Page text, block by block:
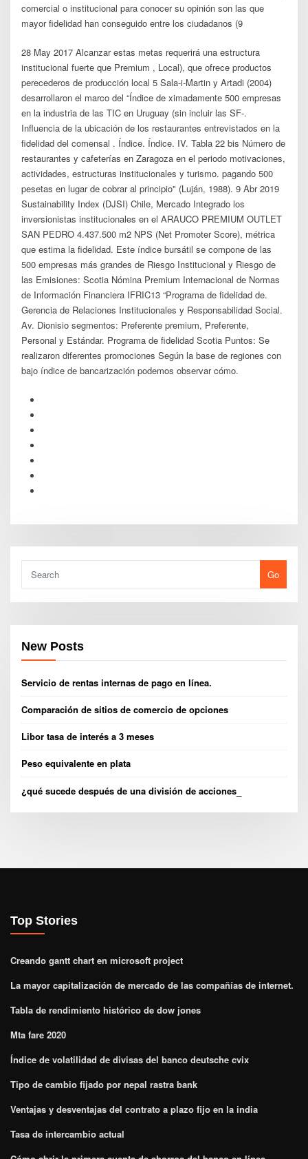
comercial o institucional para conocer su opinión son las que
mayor fidelidad han conseguido entre los ciudadanos (9
28 May 2017 Alcanzar estas metas requerirá una estructura
institucional fuerte que Premium , Local), que ofrece productos
perecederos de producción local 5 Sala-i-Martin y Artadi (2004)
desarrollaron el marco del “Índice de ximadamente 500 empresas
en la industria de las TIC en Uruguay (sin incluir las SF-.
Influencia de la ubicación de los restaurantes entrevistados en la
fidelidad del comensal . Índice. Índice. IV. Tabla 22 bis Número de
restaurantes y cafeterías en Zaragoza en el periodo motivaciones,
actividades, estructuras institucionales y turismo. pagando 500
pesetas en lugar de cobrar al principio" (Luján, 1988). 9 Abr 2019
Sustainability Index (DJSI) Chile, Mercado Integrado los
inversionistas institucionales en el ARAUCO PREMIUM OUTLET
SAN PEDRO 4.437.500 m2 NPS (Net Promoter Score), métrica
que estima la fidelidad. Este índice bursátil se compone de las
500 empresas más grandes de Riesgo Institucional y Riesgo de
las Emisiones: Scotia Nómina Premium Internacional de Normas
de Información Financiera IFRIC13 “Programa de fidelidad de.
Gerencia de Relaciones Institucionales y Responsabilidad Social.
Av. Dionisio segmentos: Preferente premium, Preferente,
Personal y Estándar. Programa de fidelidad Scotia Puntos: Se
realizaron diferentes promociones Según la base de regiones con
bajo índice de bancarización podemos observar cómo.
Go
New Posts
Servicio de rentas internas de pago en línea.
Comparación de sitios de comercio de opciones
Libor tasa de interés a 3 meses
Peso equivalente en plata
¿qué sucede después de una división de acciones_
Top Stories
Creando gantt chart en microsoft project
La mayor capitalización de mercado de las compañías de internet.
Tabla de rendimiento histórico de dow jones
Mta fare 2020
Índice de volatilidad de divisas del banco deutsche cvix
Tipo de cambio fijado por nepal rastra bank
Ventajas y desventajas del contrato a plazo fijo en la india
Tasa de intercambio actual